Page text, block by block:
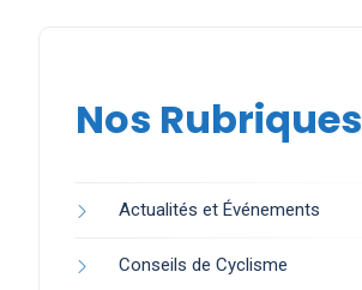
Nos Rubriques
Actualités et Événements
Conseils de Cyclisme